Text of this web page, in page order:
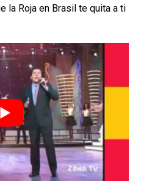
la Roja en Brasil te quita a ti